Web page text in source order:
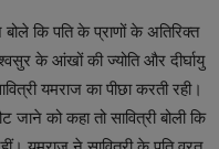
बोले कि पति के प्राणों के अतिरिक्त
के आंखों की ज्योति और दीर्घायु
यमराज का पीछा करती रही।
को कहा तो सावित्री बोली कि